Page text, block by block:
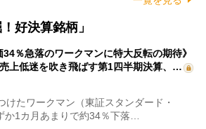
好決算銘柄」
34％急落のワークマンに特大反転の期待》
上低迷を吹き飛ばす第1四半期決算、…
たワークマン（東証スタンダード・
か1カ月あまりで約34％下落…